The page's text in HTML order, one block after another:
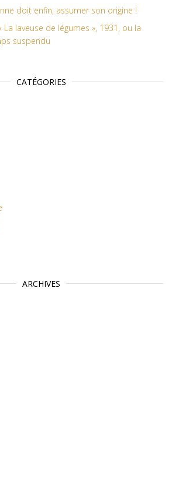
doit enfin, assumer son origine !
La laveuse de légumes », 1931, ou la
suspendu
CATÉGORIES
ARCHIVES